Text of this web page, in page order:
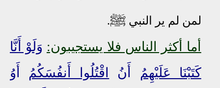
لمن لم ير النبيﷺ.
أما أكثر الناس فلا يستجيبون: وَلَوْ أَنَّا
كَتَبْنَا عَلَيْهِمُ أَنُ اقْتُلُوا أَنفُسَكُمُ أَوُ